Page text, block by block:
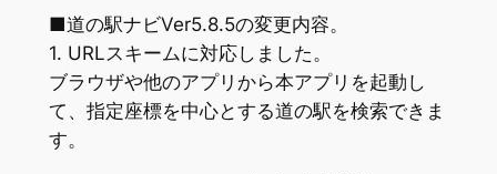
■道の駅ナビVer5.8.5の変更内容。
1. URLスキームに対応しました。
ブラウザや他のアプリから本アプリを起動し
て、指定座標を中心とする道の駅を検索できま
す。